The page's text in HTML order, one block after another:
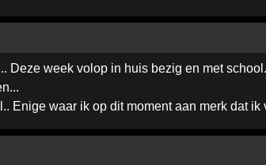
Deze week volop in huis bezig en met
Enige waar ik op dit moment aan merk dat